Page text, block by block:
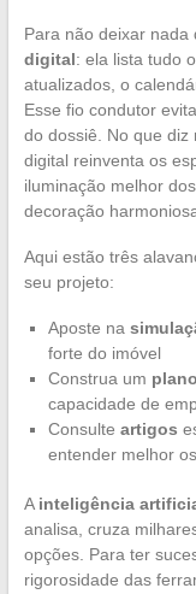
Para não deixar nada
digital: ela lista tudo
atualizados, o
Esse fio condutor
do dossiê. No que diz
digital reinventa os
iluminação melhor
decoração
Aqui estão três
seu projeto:
Aposte na
forte do imóvel
Construa um
capacidade de
Consulte artigos
entender melhor
A inteligência
analisa, cruza
opções. Para ter
rigorosidade das